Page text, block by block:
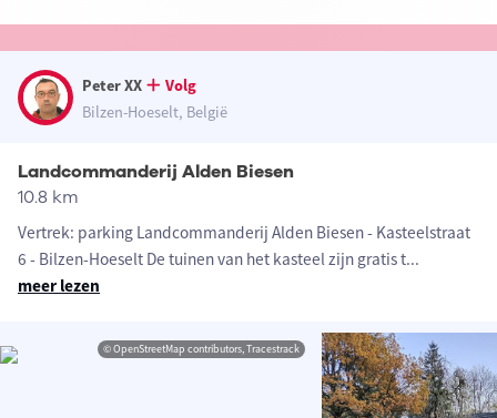
Peter XX
Volg
Bilzen-Hoeselt, België
Landcommanderij Alden Biesen
10.8 km
Vertrek: parking Landcommanderij Alden Biesen - Kasteelstraat
6 - Bilzen-Hoeselt De tuinen van het kasteel zijn gratis t...
meer lezen
© OpenStreetMap contributors, Tracestrack